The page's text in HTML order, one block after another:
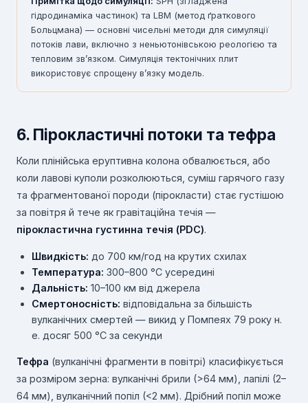
гідродинаміка частинок) та LBM (метод ґраткового
Больцмана) — основні чисельні методи для симуляції
потоків лави, включно з неньютонівською реологією та
тепловим зв’язком. Симуляція тектонічних плит
використовує спрощену в’язку модель.
6. Пірокластичні потоки та тефра
Коли плінійська еруптивна колона обвалюється, або
коли лавові куполи розколюються, суміш гарячого газу
та фрагментованої породи (пірокласти) стає густішою
за повітря й тече як гравітаційна течія —
пірокластична густинна течія (PDC).
Швидкість: до 700 км/год на крутих схилах
Температура: 300–800 °C усередині
Дальність: 10–100 км від джерела
Смертоносність: відповідальна за більшість
вулканічних смертей — викид у Помпеях 79 року н.
е. досяг 500 °C за секунди
Тефра (вулканічні фрагменти в повітрі) класифікується
за розміром зерна: вулканічні брили (>64 мм), лапілі (2–
64 мм), вулканічний попіл (<2 мм). Дрібний попіл може